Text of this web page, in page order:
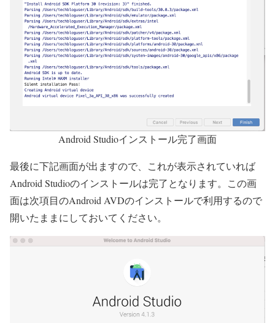
Android Studioインストール完了画面
最後に下記画面が出ますので、これが表示されていれば
Android Studioのインストールは完了となります。この画
面は次項目のAndroid AVDのインストールで利用するので
開いたままにしておいてください。